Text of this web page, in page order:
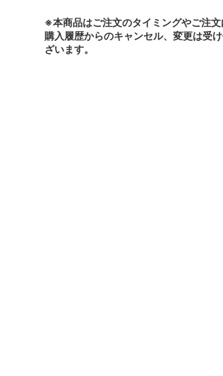
※本商品はご注文のタイミングやご注文
購入履歴からのキャンセル、変更は受
ざいます。